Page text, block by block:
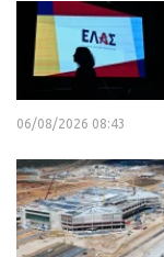
06/08/2026 08:43